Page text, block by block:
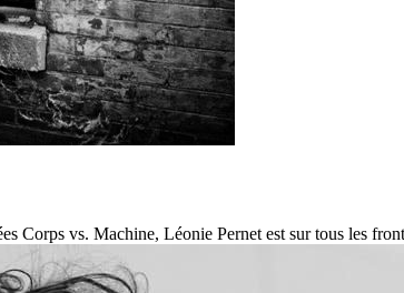
Corps vs. Machine, Léonie Pernet est sur tous les